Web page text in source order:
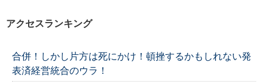
アクセスランキング
合併！しかし片方は死にかけ！頓挫するかもしれない発
表済経営統合のウラ！